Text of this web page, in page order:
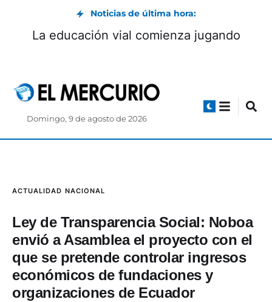
Noticias de última hora:
La educación vial comienza jugando
Domingo, 9 de agosto de 2026
ACTUALIDAD NACIONAL
Ley de Transparencia Social: Noboa
envió a Asamblea el proyecto con el
que se pretende controlar ingresos
económicos de fundaciones y
organizaciones de Ecuador